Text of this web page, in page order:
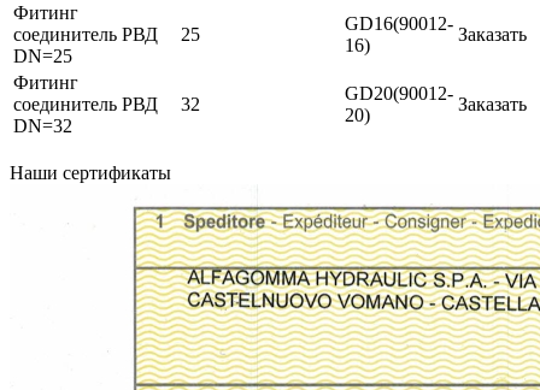
Фитинг
cоединитель РВД
DN=25
25
GD16(90012-
16)
Заказать
Фитинг
cоединитель РВД
DN=32
32
GD20(90012-
20)
Заказать
Наши сертификаты